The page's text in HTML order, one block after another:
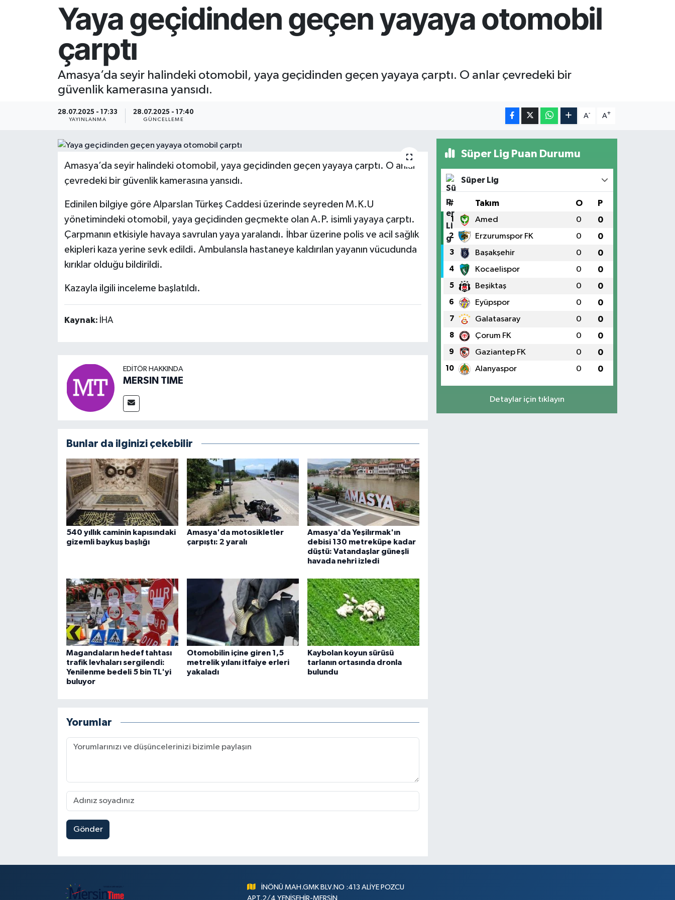
Yaya geçidinden geçen yayaya otomobil
çarptı
Amasya’da seyir halindeki otomobil, yaya geçidinden geçen yayaya çarptı. O anlar çevredeki bir
güvenlik kamerasına yansıdı.
28.07.2025 - 17:33
YAYINLANMA
28.07.2025 - 17:40
GÜNCELLEME
A- A+
Amasya’da seyir halindeki otomobil, yaya geçidinden geçen yayaya çarptı. O anlar
çevredeki bir güvenlik kamerasına yansıdı.
Edinilen bilgiye göre Alparslan Türkeş Caddesi üzerinde seyreden M.K.U
yönetimindeki otomobil, yaya geçidinden geçmekte olan A.P. isimli yayaya çarptı.
Çarpmanın etkisiyle havaya savrulan yaya yaralandı. İhbar üzerine polis ve acil sağlık
ekipleri kaza yerine sevk edildi. Ambulansla hastaneye kaldırılan yayanın vücudunda
kırıklar olduğu bildirildi.
Kazayla ilgili inceleme başlatıldı.
Kaynak: İHA
EDITÖR HAKKINDA
MERSIN TIME
Bunlar da ilginizi çekebilir
540 yıllık caminin kapısındaki
gizemli baykuş başlığı
Amasya'da motosikletler
çarpıştı: 2 yaralı
Amasya'da Yeşilırmak'ın
debisi 130 metreküpe kadar
düştü: Vatandaşlar güneşli
havada nehri izledi
Magandaların hedef tahtası
trafik levhaları sergilendi:
Yenilenme bedeli 5 bin TL'yi
buluyor
Otomobilin içine giren 1,5
metrelik yılanı itfaiye erleri
yakaladı
Kaybolan koyun sürüsü
tarlanın ortasında dronla
bulundu
Yorumlar
Gönder
Süper Lig Puan Durumu
Süper Lig
# Takım O P
1 Amed 0 0
2 Erzurumspor FK 0 0
3 Başakşehir 0 0
4 Kocaelispor 0 0
5 Beşiktaş 0 0
6 Eyüpspor 0 0
7 Galatasaray 0 0
8 Çorum FK 0 0
9 Gaziantep FK 0 0
10 Alanyaspor 0 0
Detaylar için tıklayın
İNÖNÜ MAH.GMK BLV.NO :413 ALİYE POZCU
APT.2/4 YENİŞEHİR-MERSİN
Resmi İlan